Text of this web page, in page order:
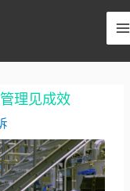
理见成效